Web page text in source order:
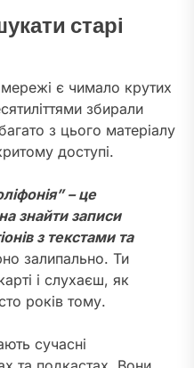
старі
є чимало крутих
збирали
з цього матеріалу
доступі.
– це
знайти записи
з текстами та
залипально. Ти
і слухаєш, як
років тому.
сучасні